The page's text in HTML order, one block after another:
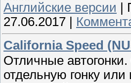
Английские версии
27.06.2017
California Speed
Отличные
отдельную гонку